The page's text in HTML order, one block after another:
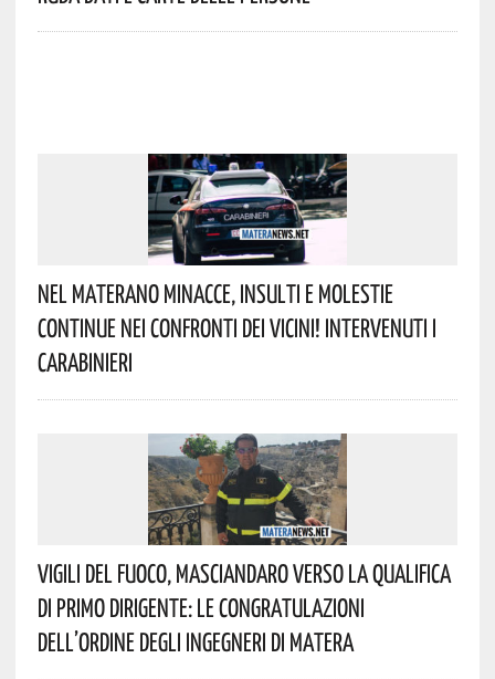
Nel Materano Minacce, Insulti E Molestie
Continue Nei Confronti Dei Vicini! Intervenuti I
Carabinieri
Vigili Del Fuoco, Masciandaro Verso La Qualifica
Di Primo Dirigente: Le Congratulazioni
Dell’Ordine Degli Ingegneri Di Matera